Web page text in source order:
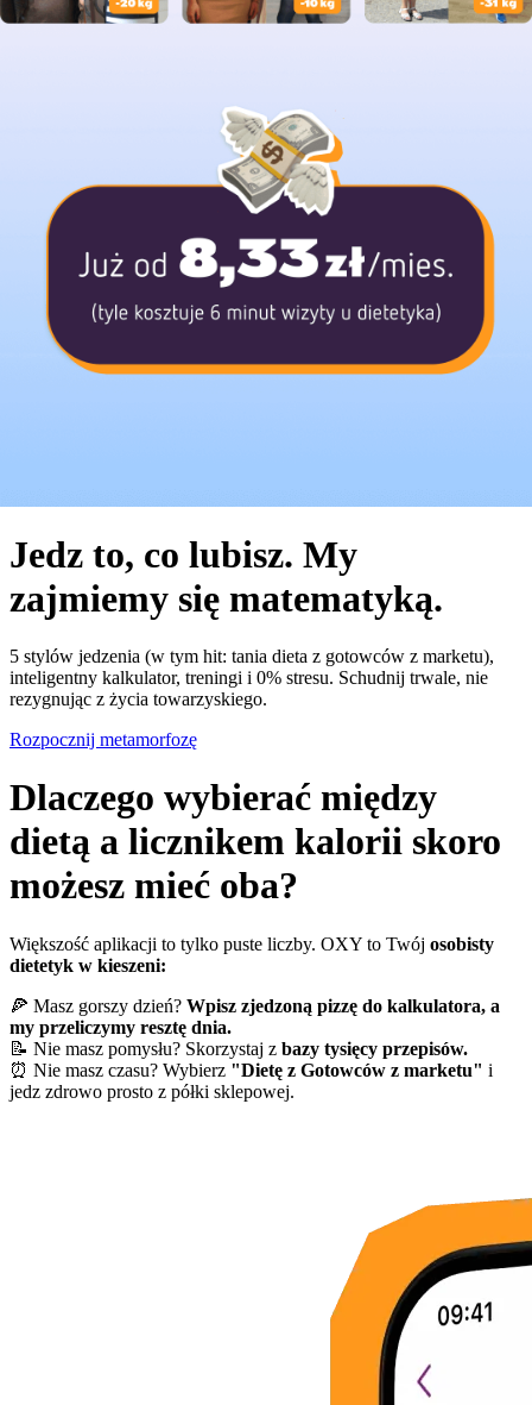
Jedz to, co lubisz. My
zajmiemy się matematyką.
5 stylów jedzenia (w tym hit: tania dieta z gotowców z marketu),
inteligentny kalkulator, treningi i 0% stresu. Schudnij trwale, nie
rezygnując z życia towarzyskiego.
Rozpocznij metamorfozę
Dlaczego wybierać między
dietą a licznikem kalorii skoro
możesz mieć oba?
Większość aplikacji to tylko puste liczby. OXY to Twój osobisty
dietetyk w kieszeni:
🍕 Masz gorszy dzień? Wpisz zjedzoną pizzę do kalkulatora, a
my przeliczymy resztę dnia.
📝 Nie masz pomysłu? Skorzystaj z bazy tysięcy przepisów.
⏰ Nie masz czasu? Wybierz "Dietę z Gotowców z marketu" i
jedz zdrowo prosto z półki sklepowej.